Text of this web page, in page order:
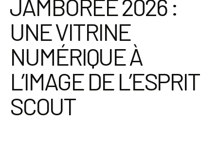
JAMBORÉE 2026 :
UNE VITRINE
NUMÉRIQUE À
L’IMAGE DE L’ESPRIT
SCOUT